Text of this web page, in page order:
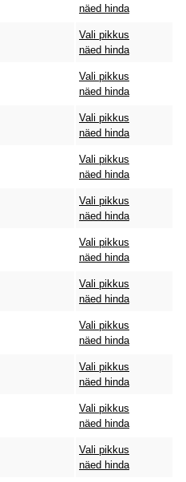
näed hinda
Vali pikkus
näed hinda
Vali pikkus
näed hinda
Vali pikkus
näed hinda
Vali pikkus
näed hinda
Vali pikkus
näed hinda
Vali pikkus
näed hinda
Vali pikkus
näed hinda
Vali pikkus
näed hinda
Vali pikkus
näed hinda
Vali pikkus
näed hinda
Vali pikkus
näed hinda